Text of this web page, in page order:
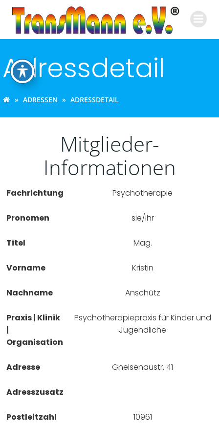
Inhalt
springen
Adressdetail
ADRESSEN ADRESSDETAIL
Mitglieder-
Informationen
Fachrichtung Psychotherapie
Pronomen sie/ihr
Titel Mag.
Vorname Kristin
Nachname Anschütz
Praxis | Klinik
|
Organisation
Psychotherapiepraxis für Kinder und
Jugendliche
Adresse Gneisenaustr. 41
Adresszusatz
Postleitzahl 10961